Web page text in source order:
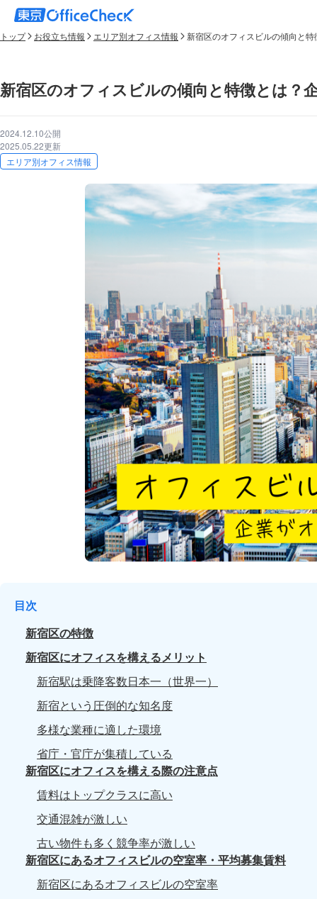
トップ お役立ち情報 エリア別オフィス情報 新宿区のオフィスビルの傾向と
新宿区のオフィスビルの傾向と特徴とは？
2024.12.10公開
2025.05.22更新
エリア別オフィス情報
目次
新宿区の特徴
新宿区にオフィスを構えるメリット
新宿駅は乗降客数日本一（世界一）
新宿という圧倒的な知名度
多様な業種に適した環境
省庁・官庁が集積している
新宿区にオフィスを構える際の注意点
賃料はトップクラスに高い
交通混雑が激しい
古い物件も多く競争率が激しい
新宿区にあるオフィスビルの空室率・平均募集賃料
新宿区にあるオフィスビルの空室率